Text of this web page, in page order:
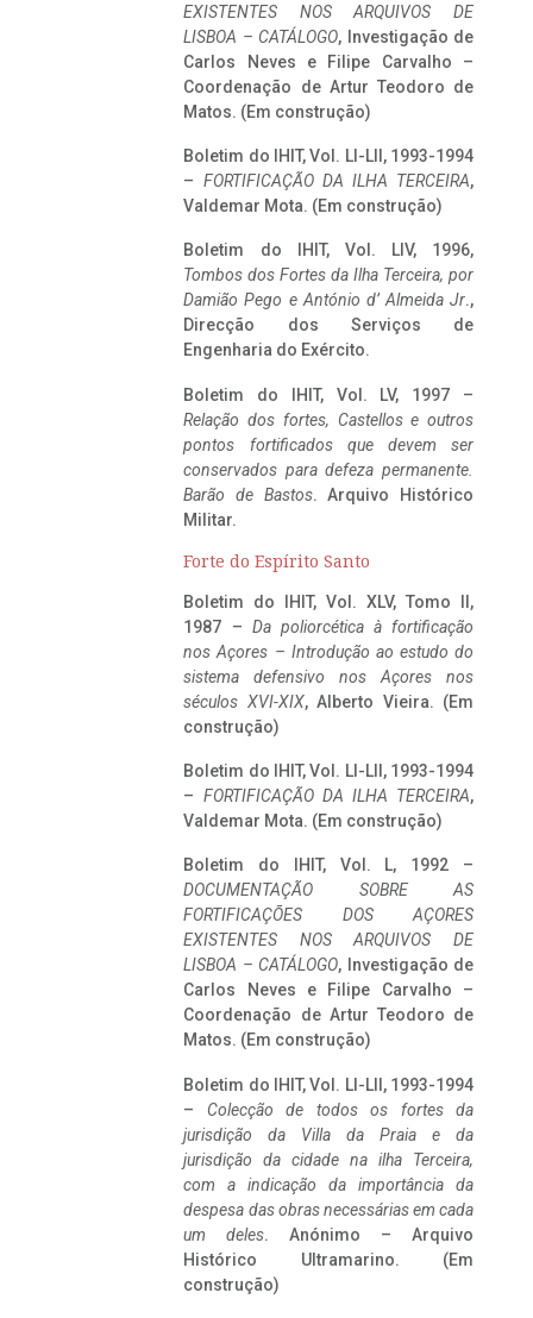
EXISTENTES NOS ARQUIVOS DE
LISBOA – CATÁLOGO, Investigação de
Carlos Neves e Filipe Carvalho –
Coordenação de Artur Teodoro de
Matos. (Em construção)
Boletim do IHIT, Vol. LI-LII, 1993-1994
– FORTIFICAÇÃO DA ILHA TERCEIRA,
Valdemar Mota. (Em construção)
Boletim do IHIT, Vol. LIV, 1996,
Tombos dos Fortes da Ilha Terceira, por
Damião Pego e António d’ Almeida Jr.,
Direcção dos Serviços de
Engenharia do Exército.
Boletim do IHIT, Vol. LV, 1997 –
Relação dos fortes, Castellos e outros
pontos fortificados que devem ser
conservados para defeza permanente.
Barão de Bastos. Arquivo Histórico
Militar.
Forte do Espírito Santo
Boletim do IHIT, Vol. XLV, Tomo II,
1987 – Da poliorcética à fortificação
nos Açores – Introdução ao estudo do
sistema defensivo nos Açores nos
séculos XVI-XIX, Alberto Vieira. (Em
construção)
Boletim do IHIT, Vol. LI-LII, 1993-1994
– FORTIFICAÇÃO DA ILHA TERCEIRA,
Valdemar Mota. (Em construção)
Boletim do IHIT, Vol. L, 1992 –
DOCUMENTAÇÃO SOBRE AS
FORTIFICAÇÕES DOS AÇORES
EXISTENTES NOS ARQUIVOS DE
LISBOA – CATÁLOGO, Investigação de
Carlos Neves e Filipe Carvalho –
Coordenação de Artur Teodoro de
Matos. (Em construção)
Boletim do IHIT, Vol. LI-LII, 1993-1994
– Colecção de todos os fortes da
jurisdição da Villa da Praia e da
jurisdição da cidade na ilha Terceira,
com a indicação da importância da
despesa das obras necessárias em cada
um deles. Anónimo – Arquivo
Histórico Ultramarino. (Em
construção)